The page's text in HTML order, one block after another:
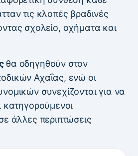
τις κλοπές βραδινές
σχολείο, οχήματα και
θα οδηγηθούν στον
Αχαΐας, ενώ οι
συνεχίζονται για να
κατηγορούμενοι
άλλες περιπτώσεις